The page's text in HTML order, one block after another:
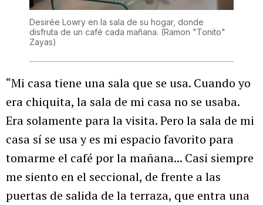
Desirée Lowry en la sala de su hogar, donde
disfruta de un café cada mañana. (Ramon "Tonito"
Zayas)
“Mi casa tiene una sala que se usa. Cuando yo
era chiquita, la sala de mi casa no se usaba.
Era solamente para la visita. Pero la sala de mi
casa sí se usa y es mi espacio favorito para
tomarme el café por la mañana... Casi siempre
me siento en el seccional, de frente a las
puertas de salida de la terraza, que entra una